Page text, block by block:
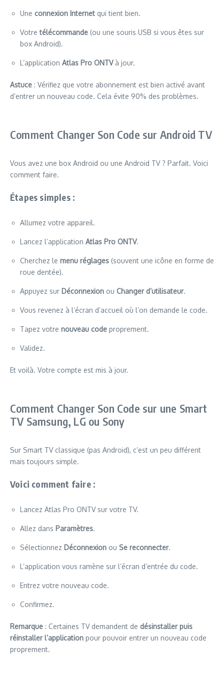
Une connexion Internet qui tient bien.
Votretélécommande (ou une souris USB si vous êtes sur
box Android).
L’application Atlas Pro ONTVà jour.
Astuce : Vérifiez que votre abonnement est bien activé avant
d’entrer un nouveau code. Cela évite 90% des problèmes.
Comment Changer Son Code sur Android TV
Vous avez une box Android ou une Android TV ? Parfait. Voici
comment faire.
Étapes simples :
Allumez votre appareil.
Lancez l’application Atlas Pro ONTV.
Cherchez le menu réglages (souvent une icône en forme de
roue dentée).
Appuyez sur Déconnexion ou Changer d’utilisateur.
Vous revenez à l’écran d’accueil où l’on demande le code.
Tapez votre nouveau code proprement.
Validez.
Et voilà. Votre compte est mis à jour.
Comment Changer Son Code sur une Smart
TV Samsung, LG ou Sony
Sur Smart TV classique (pas Android), c’est un peu différent
mais toujours simple.
Voici comment faire :
Lancez Atlas Pro ONTV sur votre TV.
Allez dans Paramètres.
Sélectionnez Déconnexion ou Se reconnecter.
L’application vous ramène sur l’écran d’entrée du code.
Entrez votre nouveau code.
Confirmez.
Remarque : Certaines TV demandent de désinstaller puis
réinstaller l’application pour pouvoir entrer un nouveau code
proprement.